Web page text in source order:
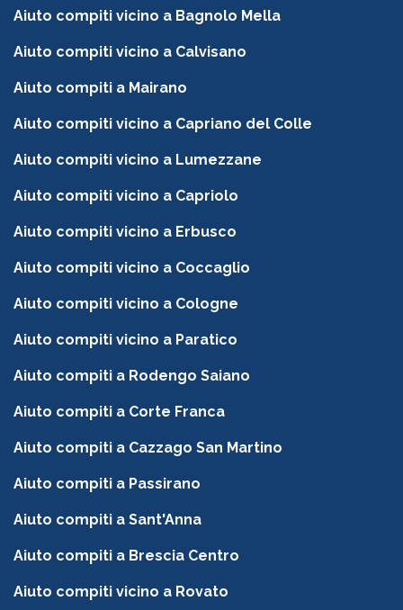
Aiuto compiti vicino a Bagnolo Mella
Aiuto compiti vicino a Calvisano
Aiuto compiti a Mairano
Aiuto compiti vicino a Capriano del Colle
Aiuto compiti vicino a Lumezzane
Aiuto compiti vicino a Capriolo
Aiuto compiti vicino a Erbusco
Aiuto compiti vicino a Coccaglio
Aiuto compiti vicino a Cologne
Aiuto compiti vicino a Paratico
Aiuto compiti a Rodengo Saiano
Aiuto compiti a Corte Franca
Aiuto compiti a Cazzago San Martino
Aiuto compiti a Passirano
Aiuto compiti a Sant'Anna
Aiuto compiti a Brescia Centro
Aiuto compiti vicino a Rovato